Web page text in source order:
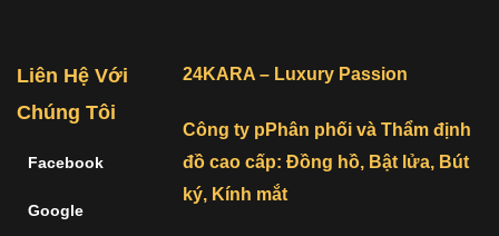
Liên Hệ Với
Chúng Tôi
Facebook
Google
24KARA – Luxury Passion
Công ty pPhân phối và Thẩm định
đồ cao cấp: Đồng hồ, Bật lửa, Bút
ký, Kính mắt